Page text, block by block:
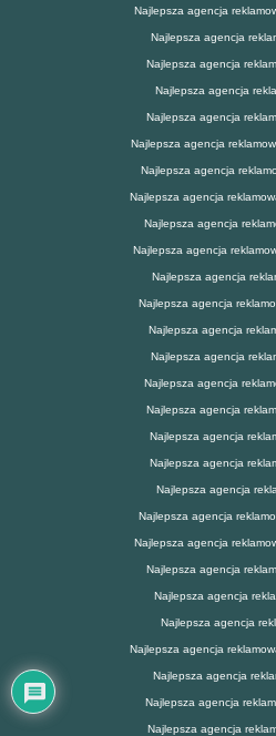
Najlepsza agencja
Najlepsza agencja
Najlepsza agencja
Najlepsza agencja
Najlepsza agencja
Najlepsza agencja
Najlepsza agencja
Najlepsza agencja
Najlepsza agencja
Najlepsza agencja
Najlepsza agencja
Najlepsza agencja
Najlepsza agencja
Najlepsza agencja
Najlepsza agencja
Najlepsza agencja
Najlepsza agencja
Najlepsza agencja
Najlepsza agencja
Najlepsza agencja
Najlepsza agencja
Najlepsza agencja
Najlepsza agencja
Najlepsza agencja
Najlepsza agencja
Najlepsza agencja
Najlepsza agencja
Najlepsza agencja